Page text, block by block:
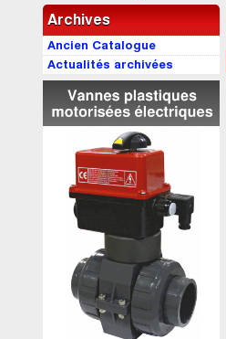
Archives
Ancien Catalogue
Actualités archivées